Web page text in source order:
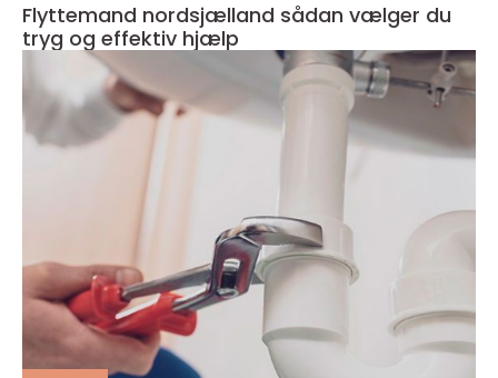
Flyttemand nordsjælland sådan vælger du
tryg og effektiv hjælp